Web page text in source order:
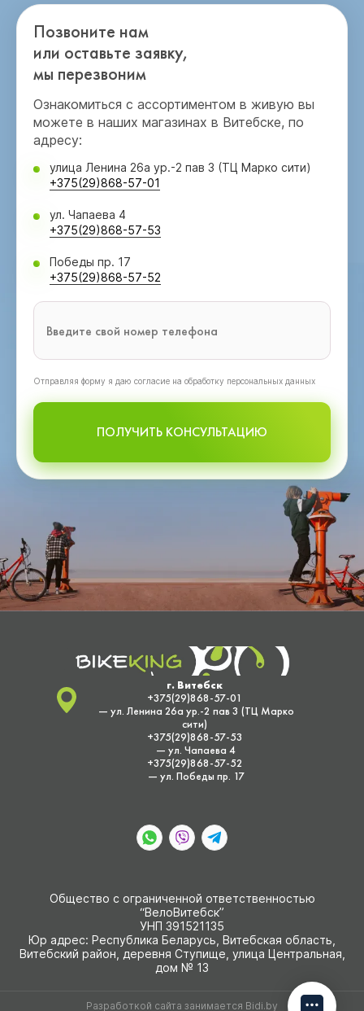
Позвоните нам
или оставьте заявку,
мы перезвоним
Ознакомиться с ассортиментом в живую вы
можете в наших магазинах в Витебске, по
адресу:
улица Ленина 26а ур.-2 пав 3 (ТЦ Марко сити)
+375(29)868-57-01
ул. Чапаева 4
+375(29)868-57-53
Победы пр. 17
+375(29)868-57-52
Oтправляя форму я даю согласие на обработку персональных данных
ПОЛУЧИТЬ КОНСУЛЬТАЦИЮ
г. Витебск
+375(29)868-57-01
— ул. Ленина 26а ур.-2 пав 3 (ТЦ Марко
сити)
+375(29)868-57-53
— ул. Чапаева 4
+375(29)868-57-52
— ул. Победы пр. 17
Общество с ограниченной ответственностью
“ВелоВитебск”
УНП 391521135
Юр адрес: Республика Беларусь, Витебская область,
Витебский район, деревня Ступище, улица Центральная,
дом № 13
Разработкой сайта занимается Bidi.by